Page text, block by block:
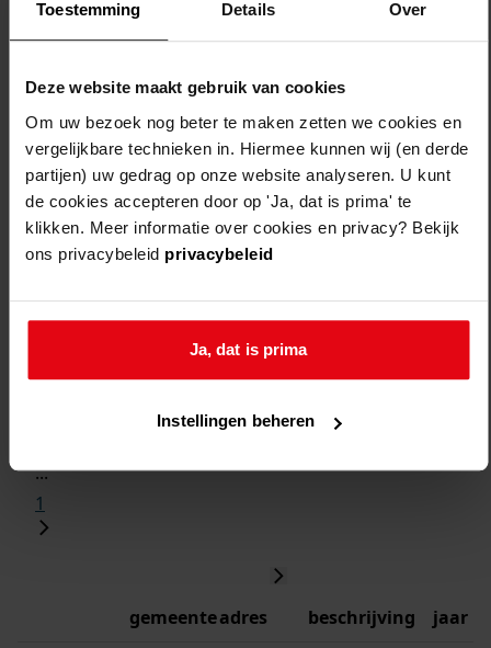
Toestemming Details Over
Deze website maakt gebruik van cookies
Om uw bezoek nog beter te maken zetten we cookies en
vergelijkbare technieken in. Hiermee kunnen wij (en derde
partijen) uw gedrag op onze website analyseren. U kunt
de cookies accepteren door op 'Ja, dat is prima' te
klikken. Meer informatie over cookies en privacy? Bekijk
ons privacybeleid privacybeleid
Ja, dat is prima
Instellingen beheren
Weergave:
1
2
4
...
1
gemeenteadres beschrijving jaar